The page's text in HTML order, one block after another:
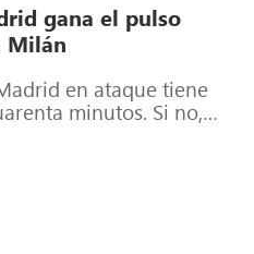
gana el pulso
Milán
en ataque tiene
minutos. Si no,